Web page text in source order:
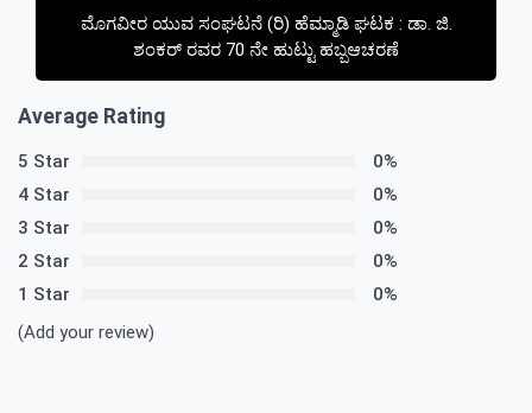
ಮೊಗವೀರ ಯುವ ಸಂಘಟನೆ (ರಿ) ಹೆಮ್ಮಾಡಿ ಘಟಕ : ಡಾ. ಜಿ.
ಶಂಕರ್ ರವರ 70 ನೇ ಹುಟ್ಟು ಹಬ್ಬಆಚರಣೆ
Average Rating
5 Star
0%
4 Star
0%
3 Star
0%
2 Star
0%
1 Star
0%
(Add your review)